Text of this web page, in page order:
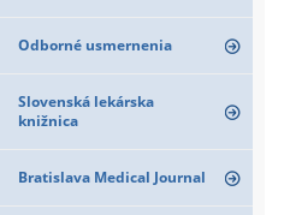
Odborné usmernenia
Slovenská lekárska
knižnica
Bratislava Medical Journal